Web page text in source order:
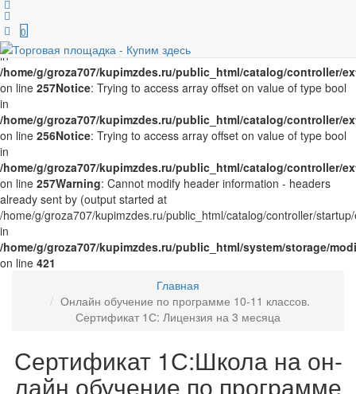
Notice
/home/g/groza707/kupimzdes.ru/public_html/catalog/controller/
on line
in
/home/g/groza707/kupimzdes.ru/public_html/catalog/controller/
on line 257Notice: Trying to access array offset on value of type bool
in
/home/g/groza707/kupimzdes.ru/public_html/catalog/controller/
on line 256Notice: Trying to access array offset on value of type bool
in
/home/g/groza707/kupimzdes.ru/public_html/catalog/controller/
on line 257Warning: Cannot modify header information - headers
already sent by (output started at
/home/g/groza707/kupimzdes.ru/public_html/catalog/controller/
in
/home/g/groza707/kupimzdes.ru/public_html/system/storage/
on line 421
0
Главная
Онлайн обучение по программе 10-11 классов.
Сертификат 1С: Лицензия на 3 месяца
Сертификат 1С:Школа на он-
лайн обучение по программе